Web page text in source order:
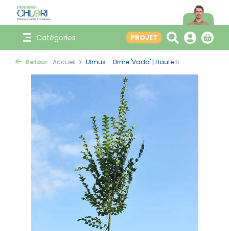
Catégories PROJET
Retour Accueil Ulmus - Orme 'Vada' | Haute ti...